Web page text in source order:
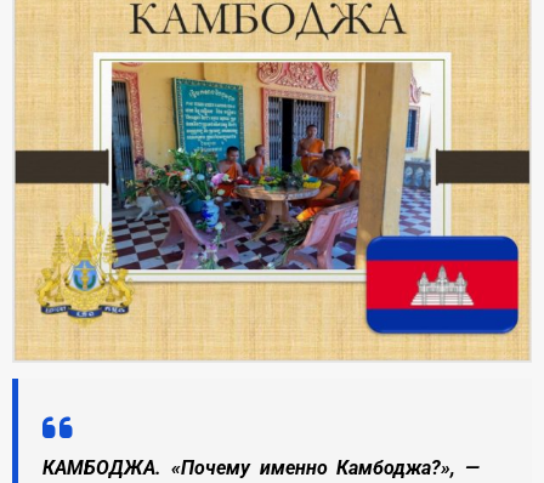
КАМБОДЖА. «Почему именно Камбоджа?», —